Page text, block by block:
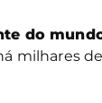
do
milhares